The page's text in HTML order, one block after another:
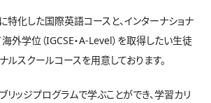
高校生コース
学校説明会
特化した国際英語コースと、インターナショナ
外学位（IGCSE・A-Level）を取得したい生徒
ルスクールコースを用意しております。
リッジプログラムで学ぶことができ、学習カリ